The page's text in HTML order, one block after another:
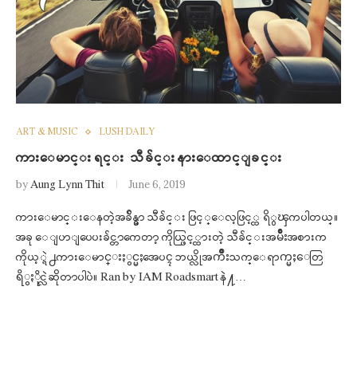
ART & MUSIC LUSH DAILY
ကားေမာင္းရင္း သီခ်င္းနားေထာင္ျခင္း
byAung Lynn Thit June 6, 2019
ကားေမာင္းေနတဲ့အခ်ိန္မွာ သီခ်င္း ဖြင့္ေလ့ဖြင့္ထ ရိွၾကပါတယ္။
အခု ေျပာျပေပးခ်င္တာကေတာ့ ကိုယ္ဖြင့္ထားတဲ့ သီခ်င္းအမ်ိဳးအစားက
ကိုယ့္ရဲ႕ကားေမာင္းႏွင္မႈအေပၚ ဘယ္လိုအက်ိဳးသက္ေရာက္မႈေတြ
ရိွႏိုင္လဲဆိုတာပါပဲ။ Ran by IAM Roadsmart နဲ႔…